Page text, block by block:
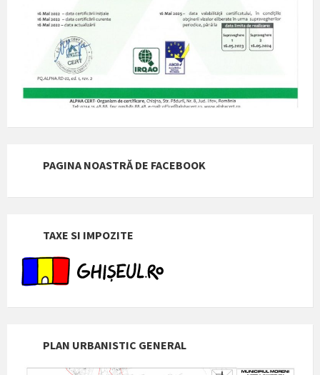
PAGINA NOASTRĂ DE FACEBOOK
TAXE SI IMPOZITE
PLAN URBANISTIC GENERAL